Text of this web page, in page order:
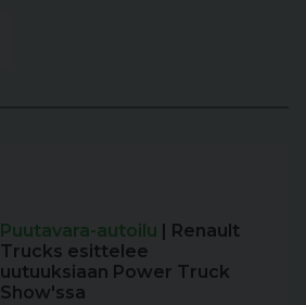
Puutavara-autoilu
| Renault
Trucks esittelee
uutuuksiaan Power Truck
Show'ssa